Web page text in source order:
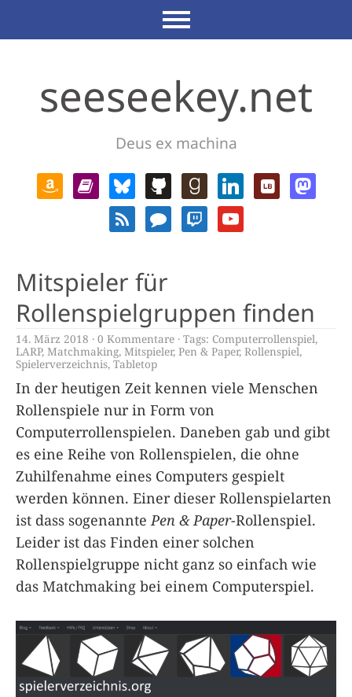
seeseekey.net
Deus ex machina
Mitspieler für
Rollenspielgruppen finden
14. März 2018 0 Kommentare Tags: Computerrollenspiel,
LARP, Matchmaking, Mitspieler, Pen & Paper, Rollenspiel,
Spielerverzeichnis, Tabletop
In der heutigen Zeit kennen viele Menschen
Rollenspiele nur in Form von
Computerrollenspielen. Daneben gab und gibt
es eine Reihe von Rollenspielen, die ohne
Zuhilfenahme eines Computers gespielt
werden können. Einer dieser Rollenspielarten
ist dass sogenannte Pen & Paper-Rollenspiel.
Leider ist das Finden einer solchen
Rollenspielgruppe nicht ganz so einfach wie
das Matchmaking bei einem Computerspiel.